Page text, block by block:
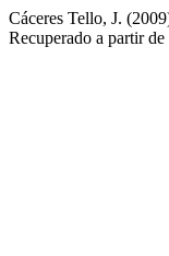
Cáceres Tello, J.
Recuperado a partir